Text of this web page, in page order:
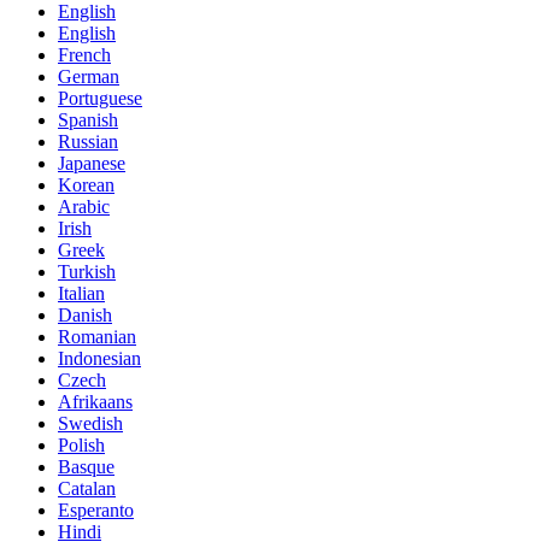
English
English
French
German
Portuguese
Spanish
Russian
Japanese
Korean
Arabic
Irish
Greek
Turkish
Italian
Danish
Romanian
Indonesian
Czech
Afrikaans
Swedish
Polish
Basque
Catalan
Esperanto
Hindi